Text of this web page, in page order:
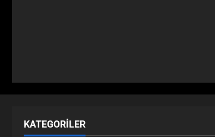
KATEGORILER